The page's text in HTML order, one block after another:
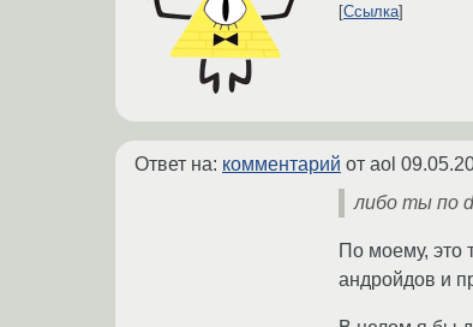
Ссылка
Ответ на: комментарий от aol
либо ты по
По моему, это
андройдов и